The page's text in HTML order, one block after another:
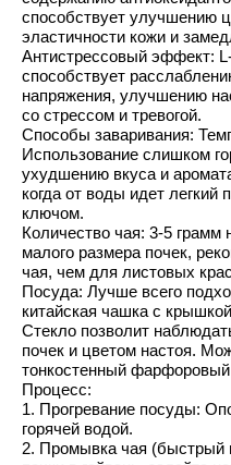
способствует улучшению
эластичности кожи и
Антистрессовый эффект:
способствует
напряжения, улучшению
со стрессом и тревогой.
Способы заваривания:
Использование слишком
ухудшению вкуса и
когда от воды идет легкий
ключом.
Количество чая: 3-5
малого размера почек,
чая, чем для листовых
Посуда: Лучше всего
китайская чашка с
Стекло позволит
почек и цветом настоя.
тонкостенный фарфоровый
Процесс:
1. Прогревание посуды:
горячей водой.
2. Промывка чая (быстрый